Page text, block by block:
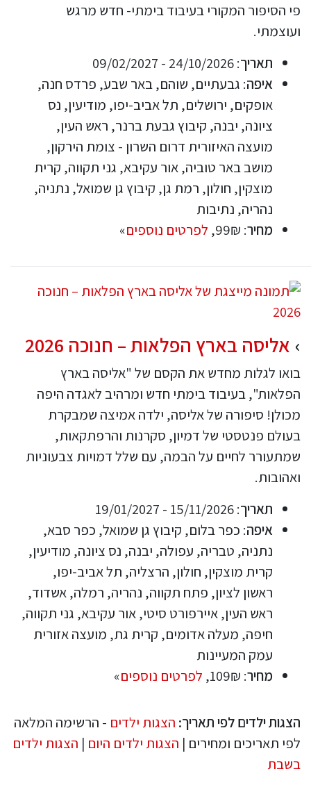
פי הסיפור המקורי בעיבוד בימתי- חדש מרגש
ועוצמתי.
תאריך: 24/10/2026 - 09/02/2027
איפה: גבעתיים, שוהם, באר שבע, פרדס חנה,
אופקים, ירושלים, תל אביב-יפו, מודיעין, נס
ציונה, יבנה, קיבוץ גבעת ברנר, ראש העין,
מועצה האיזורית דרום השרון - צומת הירקון,
מושב באר טוביה, אור עקיבא, גני תקווה, קרית
מוצקין, חולון, רמת גן, קיבוץ גן שמואל, נתניה,
נהריה, נתיבות
מחיר: 99₪, לפרטים נוספים»
אליסה בארץ הפלאות – חנוכה 2026
בואו לגלות מחדש את הקסם של "אליסה בארץ
הפלאות", בעיבוד בימתי חדש ומרהיב לאגדה היפה
מכולן! סיפורה של אליסה, ילדה אמיצה שמבקרת
בעולם פנטסטי של דמיון, סקרנות והרפתקאות,
שמתעורר לחיים על הבמה, עם שלל דמויות צבעוניות
ואהובות.
תאריך: 15/11/2026 - 19/01/2027
איפה: כפר בלום, קיבוץ גן שמואל, כפר סבא,
נתניה, טבריה, עפולה, יבנה, נס ציונה, מודיעין,
קרית מוצקין, חולון, הרצליה, תל אביב-יפו,
ראשון לציון, פתח תקווה, נהריה, רמלה, אשדוד,
ראש העין, איירפורט סיטי, אור עקיבא, גני תקווה,
חיפה, מעלה אדומים, קרית גת, מועצה אזורית
עמק המעיינות
מחיר: 109₪, לפרטים נוספים»
הצגות ילדים לפי תאריך: הצגות ילדים - הרשימה המלאה
לפי תאריכים ומחירים | הצגות ילדים היום | הצגות ילדים
בשבת